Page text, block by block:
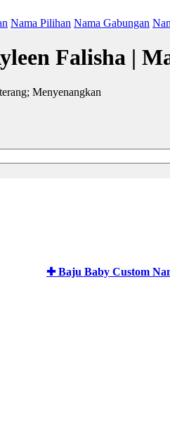
Nama Pilihan Nama Gabungan
Falisha |
Menyenangkan
✚ Baju Baby Custom